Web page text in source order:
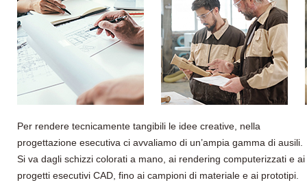
Per rendere tecnicamente tangibili le idee creative, nella
progettazione esecutiva ci avvaliamo di un’ampia gamma di ausili.
Si va dagli schizzi colorati a mano, ai rendering computerizzati e ai
progetti esecutivi CAD, fino ai campioni di materiale e ai prototipi.